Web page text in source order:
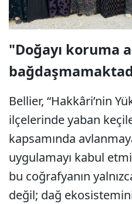
"Doğayı koruma
Bellier, “Hakkâri’nin
ilçelerinde yaban
kapsamında
uygulamayı kabul
bu coğrafyanın
değil; dağ